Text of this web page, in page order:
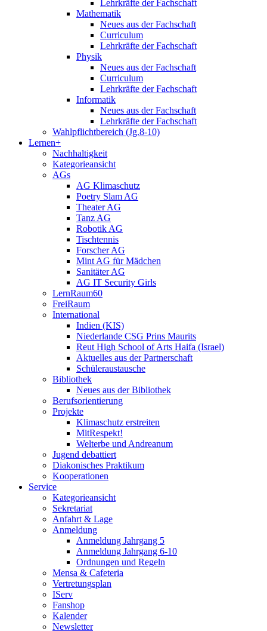
Lehrkräfte der Fachschaft
Mathematik
Neues aus der Fachschaft
Curriculum
Lehrkräfte der Fachschaft
Physik
Neues aus der Fachschaft
Curriculum
Lehrkräfte der Fachschaft
Informatik
Neues aus der Fachschaft
Lehrkräfte der Fachschaft
Wahlpflichtbereich (Jg.8-10)
Lernen+
Nachhaltigkeit
Kategorieansicht
AGs
AG Klimaschutz
Poetry Slam AG
Theater AG
Tanz AG
Robotik AG
Tischtennis
Forscher AG
Mint AG für Mädchen
Sanitäter AG
AG IT Security Girls
LernRaum60
FreiRaum
International
Indien (KIS)
Niederlande CSG Prins Maurits
Reut High School of Arts Haifa (Israel)
Aktuelles aus der Partnerschaft
Schüleraustausche
Bibliothek
Neues aus der Bibliothek
Berufsorientierung
Projekte
Klimaschutz erstreiten
MitRespekt!
Welterbe und Andreanum
Jugend debattiert
Diakonisches Praktikum
Kooperationen
Service
Kategorieansicht
Sekretariat
Anfahrt & Lage
Anmeldung
Anmeldung Jahrgang 5
Anmeldung Jahrgang 6-10
Ordnungen und Regeln
Mensa & Cafeteria
Vertretungsplan
IServ
Fanshop
Kalender
Newsletter